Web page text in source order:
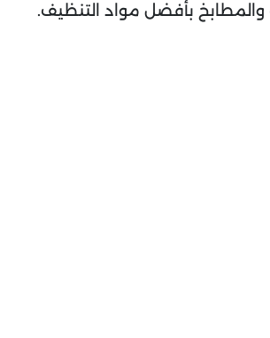
بأفضل مواد التنظيف.